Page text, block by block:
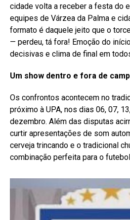
cidade volta a receber a festa do
equipes de Várzea da Palma e
formato é daquele jeito que o
— perdeu, tá fora! Emoção do
decisivas e clima de final em
Um show dentro e fora de
Os confrontos acontecem no
próximo à UPA, nos dias 06, 07,
dezembro. Além das disputas
curtir apresentações de som
cerveja trincando e o tradicional
combinação perfeita para o